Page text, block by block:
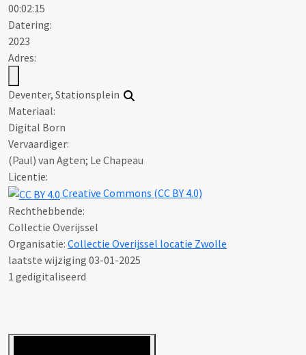
00:02:15
Datering:
2023
Adres:
Deventer, Stationsplein
Materiaal:
Digital Born
Vervaardiger:
(Paul) van Agten; Le Chapeau
Licentie:
Creative Commons (CC BY 4.0)
Rechthebbende:
Collectie Overijssel
Organisatie: Collectie Overijssel locatie Zwolle
laatste wijziging 03-01-2025
1 gedigitaliseerd